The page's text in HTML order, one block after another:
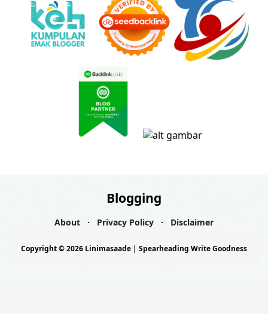
Blogging
About Privacy Policy Disclaimer
Copyright ©2026 Linimasaade | Spearheading Write Goodness